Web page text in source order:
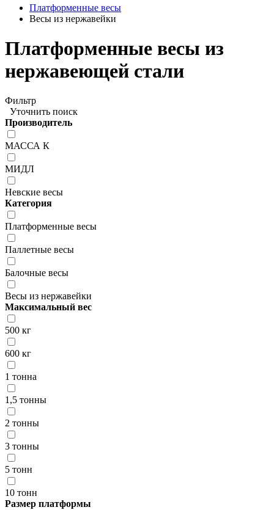
Платформенные весы
Весы из нержавейки
Платформенные весы из
нержавеющей стали
Фильтр
Уточнить поиск
Производитель
МАССА К
МИДЛ
Невские весы
Категория
Платформенные весы
Паллетные весы
Балочные весы
Весы из нержавейки
Максимальный вес
500 кг
600 кг
1 тонна
1,5 тонны
2 тонны
3 тонны
5 тонн
10 тонн
Размер платформы